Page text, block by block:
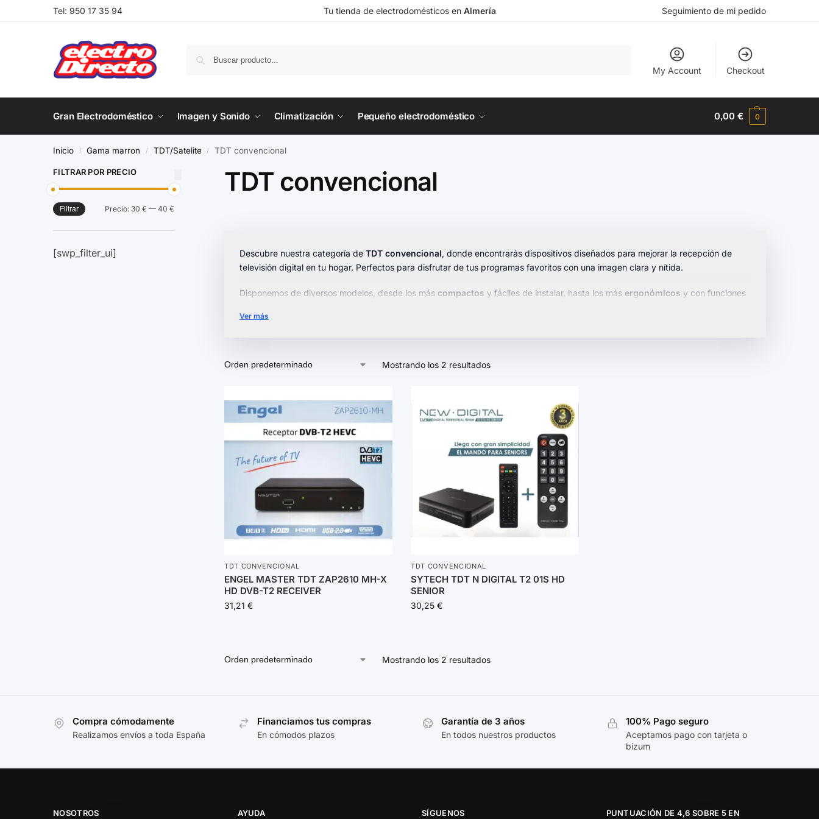
Tel: 950 17 35 94 Tu tienda de electrodomésticos en Almería Seguimiento de mi pedido
My Account Checkout
Gran Electrodoméstico Imagen y Sonido Climatización Pequeño electrodoméstico 0,00€ 0
Inicio / Gama marron / TDT/Satelite / TDT convencional
TDT convencional
Descubre nuestra categoría de TDT convencional, donde encontrarás dispositivos diseñados para mejorar la recepción de
televisión digital en tu hogar. Perfectos para disfrutar de tus programas favoritos con una imagen clara y nítida.
Disponemos de diversos modelos, desde los más compactos y fáciles de instalar, hasta los más ergonómicos y con funciones
Ver más
Mostrando los 2 resultados
TDT CONVENCIONAL
ENGEL MASTER TDT ZAP2610 MH-X
HD DVB-T2 RECEIVER
31,21 €
TDT CONVENCIONAL
SYTECH TDT N DIGITAL T2 01S HD
SENIOR
30,25 €
Mostrando los 2 resultados
FILTRAR POR PRECIO
Filtrar Precio: 30 € — 40 €
[swp_filter_ui]
Compra cómodamente
Realizamos envíos a toda España
Financiamos tus compras
En cómodos plazos
Garantía de 3 años
En todos nuestros productos
100% Pago seguro
Aceptamos pago con tarjeta o
bizum
NOSOTROS AYUDA SÍGUENOS PUNTUACIÓN DE 4,6 SOBRE 5 EN